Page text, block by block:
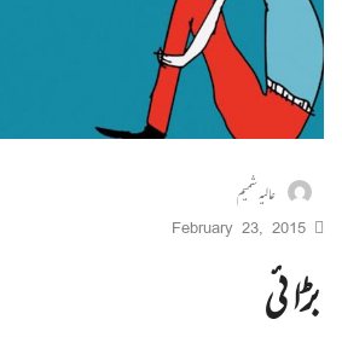
عالیہ شمیم
February 23, 2015
بڑائی